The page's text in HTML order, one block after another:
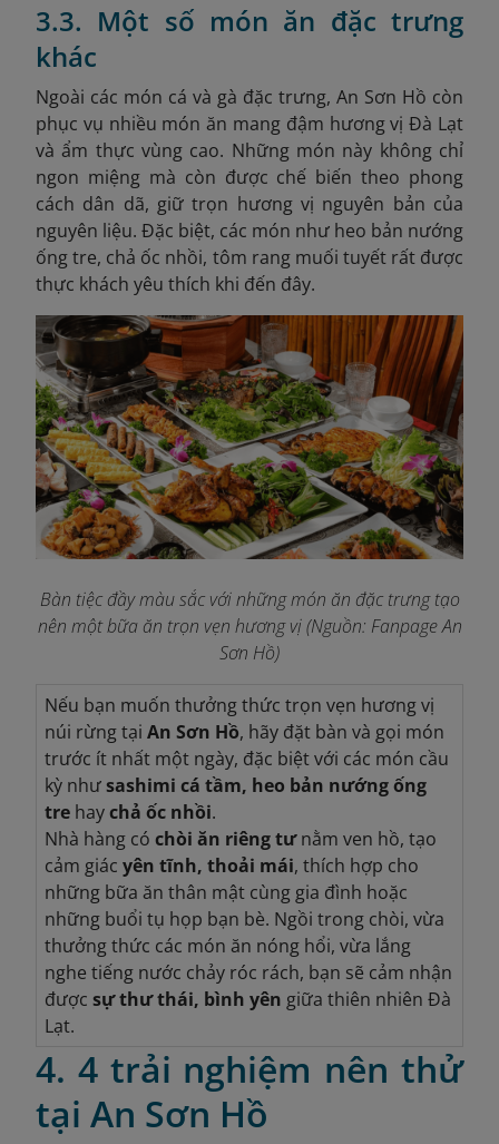
3.3. Một số món ăn đặc trưng
khác
Ngoài các món cá và gà đặc trưng, An Sơn Hồ còn
phục vụ nhiều món ăn mang đậm hương vị Đà Lạt
và ẩm thực vùng cao. Những món này không chỉ
ngon miệng mà còn được chế biến theo phong
cách dân dã, giữ trọn hương vị nguyên bản của
nguyên liệu. Đặc biệt, các món như heo bản nướng
ống tre, chả ốc nhồi, tôm rang muối tuyết rất được
thực khách yêu thích khi đến đây.
Bàn tiệc đầy màu sắc với những món ăn đặc trưng tạo
nên một bữa ăn trọn vẹn hương vị (Nguồn: Fanpage An
Sơn Hồ)
Nếu bạn muốn thưởng thức trọn vẹn hương vị
núi rừng tại An Sơn Hồ, hãy đặt bàn và gọi món
trước ít nhất một ngày, đặc biệt với các món cầu
kỳ nhưsashimi cá tầm, heo bản nướng ống
trehaychả ốc nhồi.
Nhà hàng có chòi ăn riêng tưnằm ven hồ, tạo
cảm giác yên tĩnh, thoải mái, thích hợp cho
những bữa ăn thân mật cùng gia đình hoặc
những buổi tụ họp bạn bè. Ngồi trong chòi, vừa
thưởng thức các món ăn nóng hổi, vừa lắng
nghe tiếng nước chảy róc rách, bạn sẽ cảm nhận
được sự thư thái, bình yên giữa thiên nhiên Đà
Lạt.
4. 4 trải nghiệm nên thử
tại An Sơn Hồ